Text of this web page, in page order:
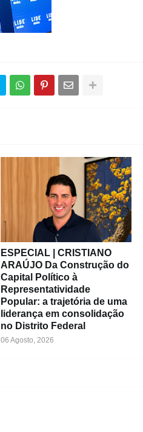
ESPECIAL | CRISTIANO
ARAÚJO Da Construção do
Capital Político à
Representatividade
Popular: a trajetória de uma
liderança em consolidação
no Distrito Federal
06 Agosto, 2026